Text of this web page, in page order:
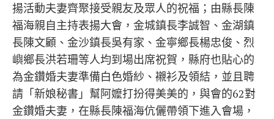
揚活動夫妻齊聚接受親友及眾人的祝福；由縣長陳
福海親自主持表揚大會，金城鎮長李誠智、金湖鎮
長陳文顧、金沙鎮長吳有家、金寧鄉長楊忠俊、烈
嶼鄉長洪若珊等人均到場出席祝賀，縣府也貼心的
為金鑽婚夫妻準備白色婚紗、襯衫及領結，並且聘
請「新娘秘書」幫阿嬤打扮得美美的，與會的62對
金鑽婚夫妻，在縣長陳福海伉儷帶領下進入會場，